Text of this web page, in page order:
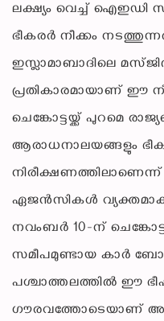
ലക്ഷ്യം വെച്ച് ഐഇഡി
ഭീകരർ നീക്കം
ഇസ്ലാമാബാദിലെ
പ്രതികാരമായാണ് ഈ
ചെങ്കോട്ടയ്ക്ക് പുറമെ
ആരാധനാലയങ്ങളും
ഏജൻസികൾ
നവംബർ 10-ന്
സമീപമുണ്ടായ കാർ
പശ്ചാത്തലത്തിൽ ഈ
ഗൗരവത്തോടെയാണ്